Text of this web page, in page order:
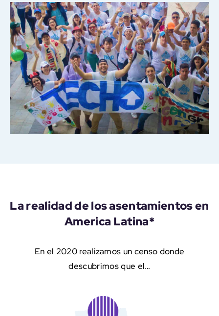
La realidad de los asentamientos en
America Latina*
En el 2020 realizamos un censo donde
descubrimos que el…